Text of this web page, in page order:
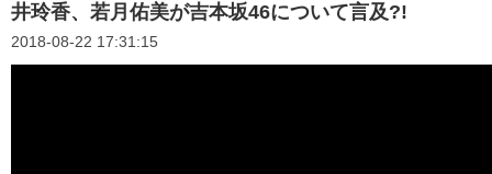
井玲香、若月佑美が吉本坂46について言及?!
2018-08-22 17:31:15